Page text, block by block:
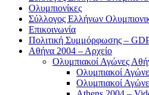
Ολυμπιονίκες
Σύλλογος Ελλήνων
Επικοινωνία
Πολιτική Συμμόρφωσης –
Αθήνα 2004 – Αρχείο
Ολυμπιακοί Αγώνες
Ολυμπιακοί
Ολυμπιακοί